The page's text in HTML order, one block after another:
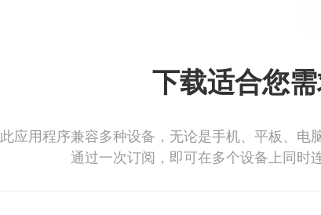
下载适合您
此应用程序兼容多种设备，无论是手机、平板、电
通过一次订阅，即可在多个设备上同时